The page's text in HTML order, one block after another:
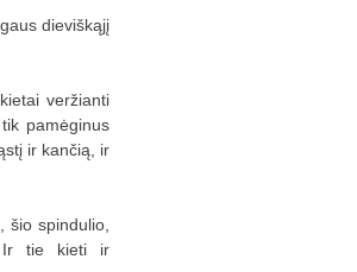
dieviškąjį
veržianti
pamėginus
ir kančią, ir
šio spindulio,
Ir tie kieti ir